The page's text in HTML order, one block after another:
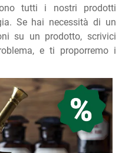
tutti i nostri prodotti
Se hai necessità di un
su un prodotto, scrivici
e ti proporremo i